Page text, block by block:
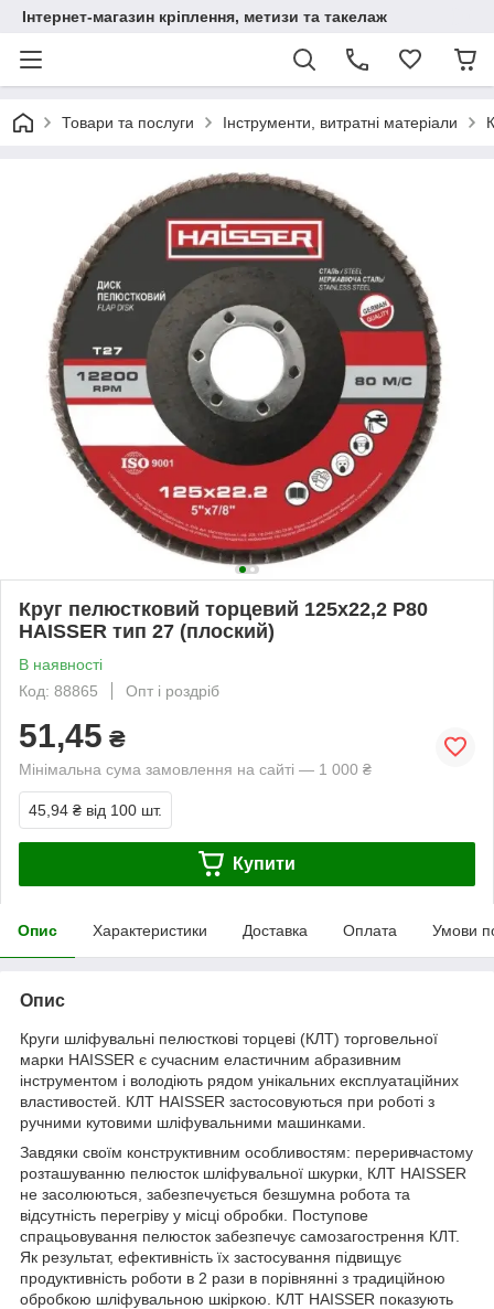
Інтернет-магазин кріплення, метизи та такелаж
Товари та послуги Інструменти, витратні матеріали
Круг пелюстковий торцевий 125х22,2 Р80
HAISSER тип 27 (плоский)
В наявності
Код: 88865
Опт і роздріб
51,45 ₴
Мінімальна сума замовлення на сайті — 1 000 ₴
45,94 ₴ від 100 шт.
Купити
Опис Характеристики Доставка Оплата Умови
Опис
Круги шліфувальні пелюсткові торцеві (КЛТ) торговельної
марки HAISSER є сучасним еластичним абразивним
інструментом і володіють рядом унікальних експлуатаційних
властивостей. КЛТ HAISSER застосовуються при роботі з
ручними кутовими шліфувальними машинками.
Завдяки своїм конструктивним особливостям: переривчастому
розташуванню пелюсток шліфувальної шкурки, КЛТ HAISSER
не засолюються, забезпечується безшумна робота та
відсутність перегріву у місці обробки. Поступове
спрацьовування пелюсток забезпечує самозагострення КЛТ.
Як результат, ефективність їх застосування підвищує
продуктивність роботи в 2 рази в порівнянні з традиційною
обробкою шліфувальною шкіркою. КЛТ HAISSER показують